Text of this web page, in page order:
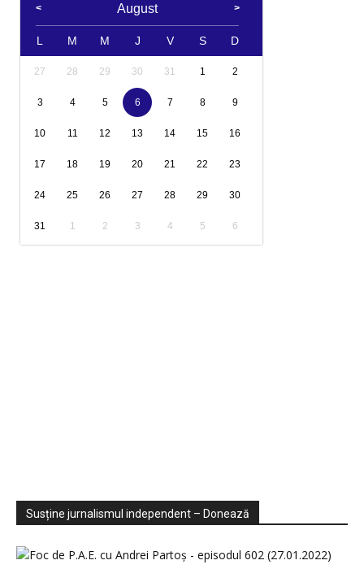
August
L M M J V S D
27 28 29 30 31 1 2
3 4 5 6 7 8 9
10 11 12 13 14 15 16
17 18 19 20 21 22 23
24 25 26 27 28 29 30
31 1 2 3 4 5 6
Sondaje
Video
Susține jurnalismul independent – Donează